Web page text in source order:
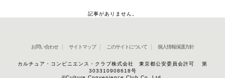
記事がありません。
お問い合わせ サイトマップ このサイトについて 個人情報保護方針
カルチュア・コンビニエンス・クラブ株式会社 東京都公安委員会許可 第
303310908618号